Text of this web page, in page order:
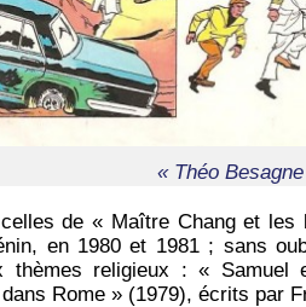
« Théo
de « Maître Chang et les
en 1980 et 1981 ; sans
thèmes religieux : «
Rome » (1979), écrits par